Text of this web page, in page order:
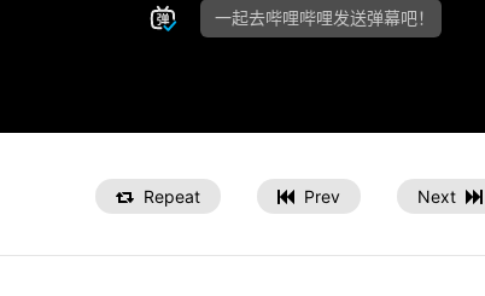
Repeat Prev Next